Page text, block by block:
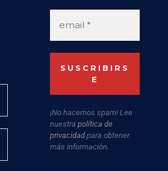
¡No hacemos spam! Lee
nuestrapolítica de
privacidad para obtener
más información.